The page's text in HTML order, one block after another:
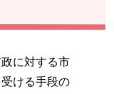
に対する市
ける手段の